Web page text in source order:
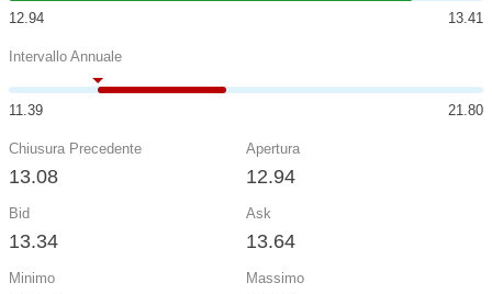
12.94 13.41
Intervallo Annuale
11.39 21.80
Chiusura Precedente
13.08
Apertura
12.94
Bid
13.34
Ask
13.64
Minimo Massimo